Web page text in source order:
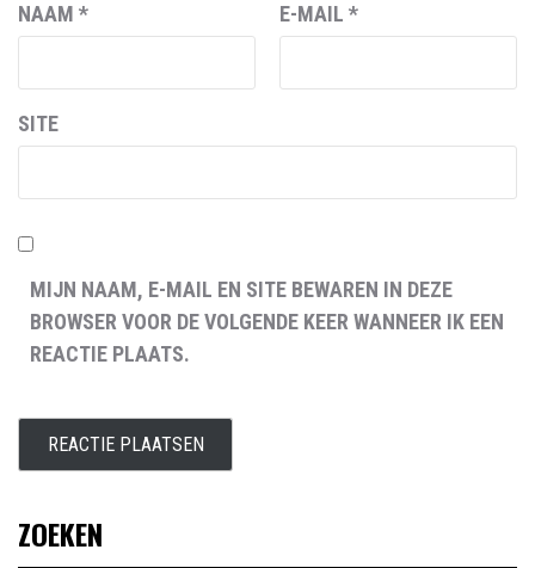
NAAM * E-MAIL *
SITE
MIJN NAAM, E-MAIL EN SITE BEWAREN IN DEZE
BROWSER VOOR DE VOLGENDE KEER WANNEER IK EEN
REACTIE PLAATS.
ZOEKEN